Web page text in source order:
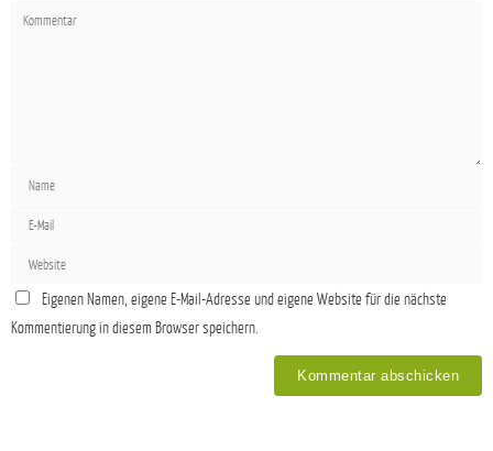
Eigenen Namen, eigene E-Mail-Adresse und eigene Website für die nächste
Kommentierung in diesem Browser speichern.